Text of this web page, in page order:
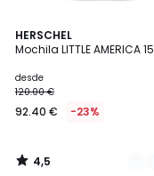
HERSCHEL
Mochila LITTLE AMERICA 15
desde
120.00 €
92.40 € -23%
4,5
/ 5
3
Colores
4,5
/